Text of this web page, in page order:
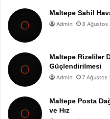
Maltepe Sahil
Admin 8 Ağustos
Maltepe Rizeliler
Güçlendirilmesi
Admin 7 Ağustos
Maltepe Posta
ve Hız